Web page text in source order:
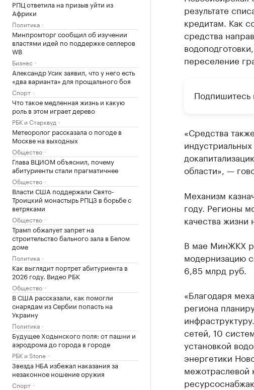
РПЦ ответила на призыв уйти из
Африки
Политика
Минпромторг сообщил об изучении
властями идей по поддержке селлеров
WB
Бизнес
Александр Усик заявил, что у него есть
«два варианта» для прощального боя
Спорт
Что такое медленная жизнь и какую
роль в этом играет дерево
РБК и Старквуд
Метеоролог рассказала о погоде в
Москве на выходных
Общество
Глава ВЦИОМ объяснил, почему
абитуриенты стали прагматичнее
Общество
Власти США поддержали Свято-
Троицкий монастырь РПЦЗ в борьбе с
ветряками
Общество
Трамп обжалует запрет на
строительство бального зала в Белом
доме
Политика
Как выглядит портрет абитуриента в
2026 году. Видео РБК
Общество
В США рассказали, как помогли
снарядам из Сербии попасть на
Украину
Политика
Будущее Ходынского поля: от пашни и
аэродрома до города в городе
РБК и Stone
Звезда НБА избежал наказания за
незаконное ношение оружия
Спорт
результате
кредитам. Как
средства
переселение
Подпишитесь
«Средства
области», —
Механизм
году. Регионы
качества
В мае МинЖКХ
модернизацию
6,85 млрд руб.
«Благодаря
региона
сетей, 10
установкой
энергетики
межотраслевой